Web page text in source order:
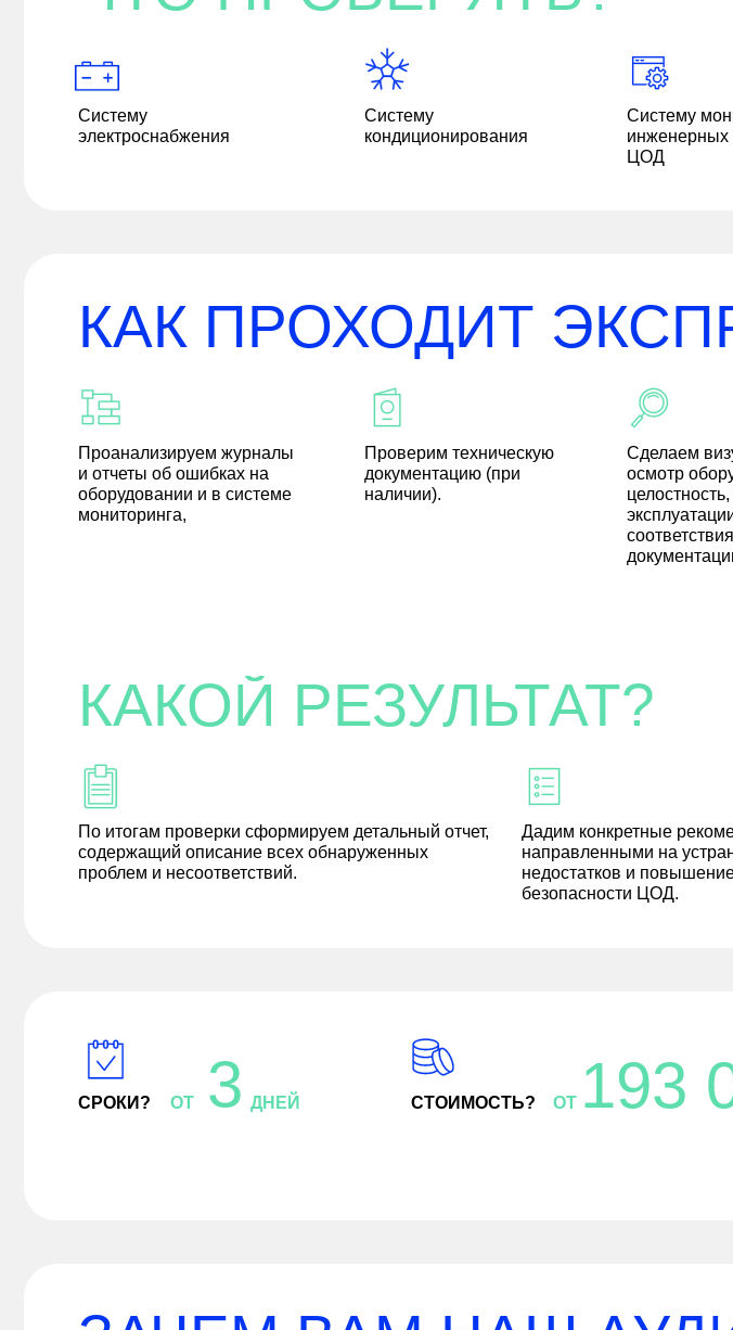
Систему
электроснабжения
Систему
кондиционирования
Систему
инженерных
ЦОД
КАК ПРОХОДИТ
Проанализируем журналы
и отчеты об ошибках на
оборудовании и в системе
мониторинга,
Проверим техническую
документацию (при
наличии).
Сделаем
осмотр
соответствия
КАКОЙ РЕЗУЛЬТАТ?
По итогам проверки сформируем детальный отчет,
содержащий описание всех обнаруженных
проблем и несоответствий.
Дадим конкретные
направленными на
недостатков и
безопасности ЦОД.
3 ОТ
ОТ ДНЕЙ
СРОКИ? 96
СТОИМОСТЬ?